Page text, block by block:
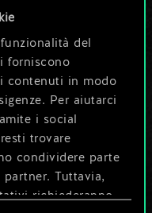
del
forniscono
contenuti in modo
Per aiutarci
i social
trovare
condividere parte
Tuttavia,
richiederanno
crea una